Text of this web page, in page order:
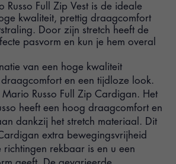
Russo Full Zip Vest is de ideale
kwaliteit, prettig draagcomfort
Door zijn stretch heeft de
pasvorm en kun je hem overal
van een hoge kwaliteit
en een tijdloze look.
Mario Russo Full Zip Cardigan. Het
heeft een hoog draagcomfort en
dankzij het stretch materiaal. Dit
extra bewegingsvrijheid
rekbaar is en u een